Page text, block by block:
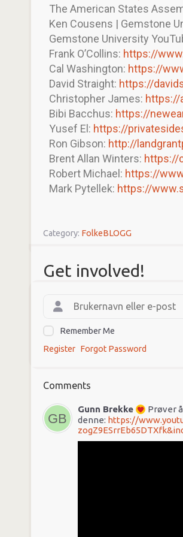
The American States
Ken Cousens | Gemstone
Gemstone University
Frank O’Collins: https://
Cal Washington: https://
David Straight: https://
Christopher James: https://
Bibi Bacchus: https://
Yusef El: https://
Ron Gibson: http://
Brent Allan Winters: https://
Robert Michael: https://
Mark Pytellek: https://
Category: FolkeBLOGG
Get involved!
Remember Me
Register Forgot Password
Comments
Gunn Brekke
Prøver
denne: https://